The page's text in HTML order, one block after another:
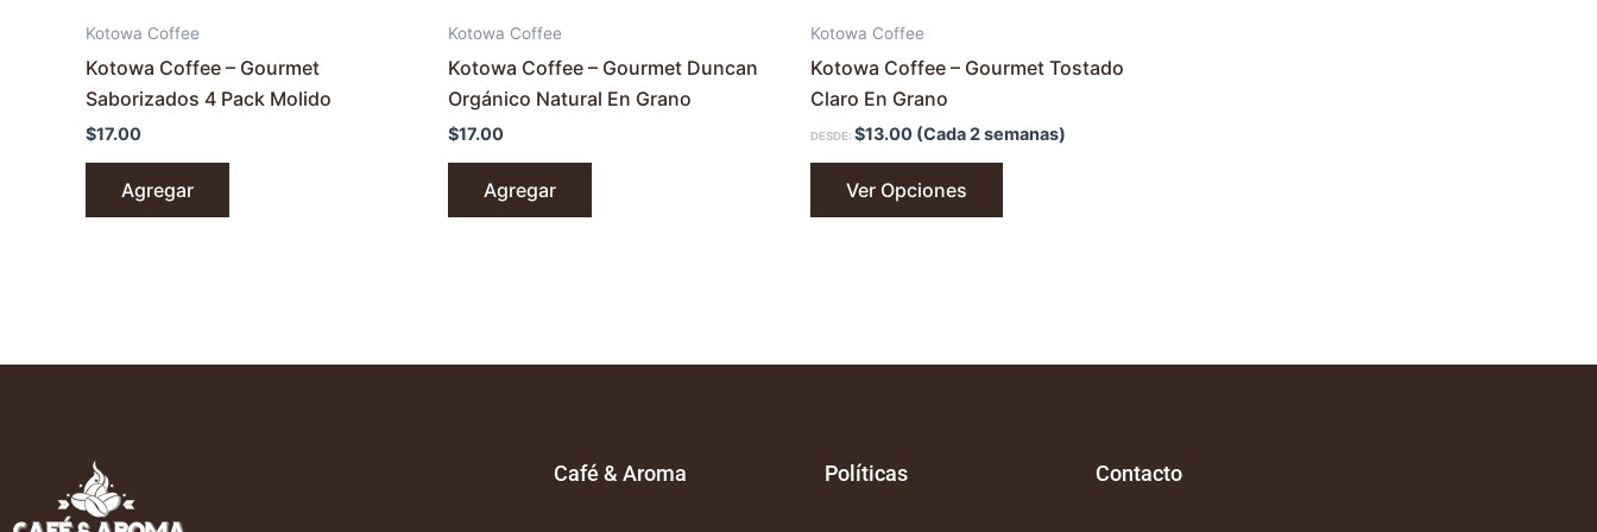
Kotowa Coffee
Kotowa Coffee – Gourmet
Saborizados 4 Pack Molido
$17.00
Agregar
Kotowa Coffee
Kotowa Coffee – Gourmet Duncan
Orgánico Natural En Grano
$17.00
Agregar
Kotowa Coffee
Kotowa Coffee – Gourmet Tostado
Claro En Grano
DESDE: $13.00 (Cada 2 semanas)
Ver Opciones
Café & Aroma Políticas Contacto